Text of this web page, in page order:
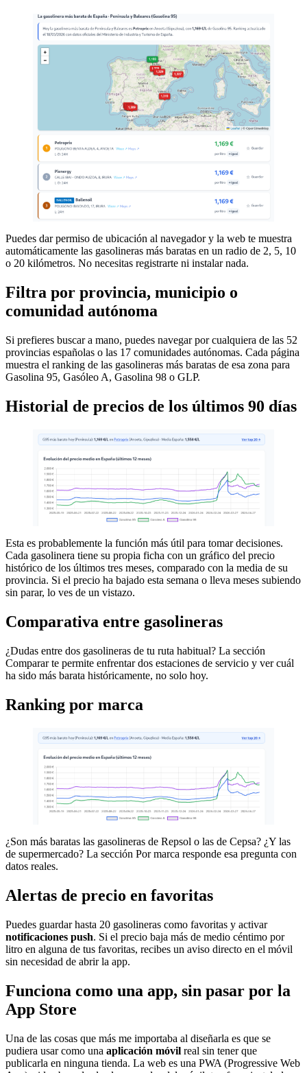
Puedes dar permiso de ubicación al navegador y la web te muestra
automáticamente las gasolineras más baratas en un radio de 2, 5, 10
o 20 kilómetros. No necesitas registrarte ni instalar nada.
Filtra por provincia, municipio o
comunidad autónoma
Si prefieres buscar a mano, puedes navegar por cualquiera de las 52
provincias españolas o las 17 comunidades autónomas. Cada página
muestra el ranking de las gasolineras más baratas de esa zona para
Gasolina 95, Gasóleo A, Gasolina 98 o GLP.
Historial de precios de los últimos 90 días
Esta es probablemente la función más útil para tomar decisiones.
Cada gasolinera tiene su propia ficha con un gráfico del precio
histórico de los últimos tres meses, comparado con la media de su
provincia. Si el precio ha bajado esta semana o lleva meses subiendo
sin parar, lo ves de un vistazo.
Comparativa entre gasolineras
¿Dudas entre dos gasolineras de tu ruta habitual? La sección
Comparar te permite enfrentar dos estaciones de servicio y ver cuál
ha sido más barata históricamente, no solo hoy.
Ranking por marca
¿Son más baratas las gasolineras de Repsol o las de Cepsa? ¿Y las
de supermercado? La sección Por marca responde esa pregunta con
datos reales.
Alertas de precio en favoritas
Puedes guardar hasta 20 gasolineras como favoritas y activar
notificaciones push. Si el precio baja más de medio céntimo por
litro en alguna de tus favoritas, recibes un aviso directo en el móvil
sin necesidad de abrir la app.
Funciona como una app, sin pasar por la
App Store
Una de las cosas que más me importaba al diseñarla es que se
pudiera usar como una aplicación móvil real sin tener que
publicarla en ninguna tienda. La web es una PWA (Progressive Web